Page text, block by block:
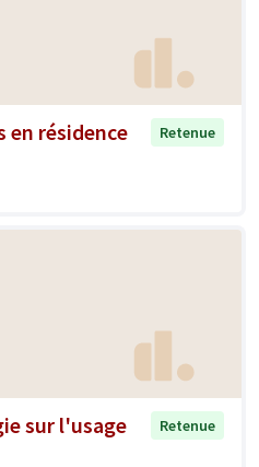
en résidence
Retenue
sur l'usage
Retenue